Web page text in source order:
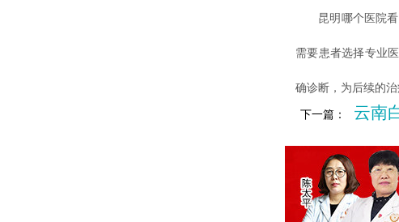
昆明哪个医院看
需要患者选择专业
确诊断，为后续的
下一篇： 云南